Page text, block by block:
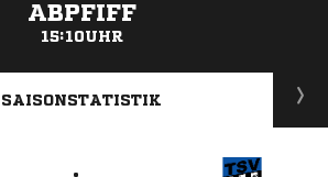
ABPFIFF
15:10UHR
ANZEIGE
SAISONSTATISTIK